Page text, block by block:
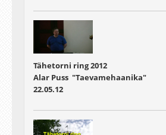
Tähetorni ring 2012
Alar Puss "Taevamehaanika"
22.05.12